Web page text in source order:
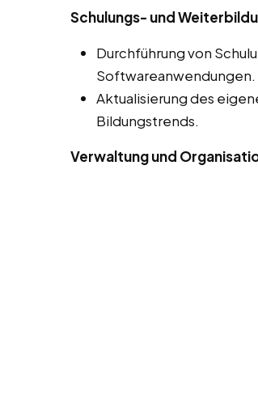
Schulungs- und
Durchführung von
Softwareanwendungen.
Aktualisierung des
Bildungstrends.
Verwaltung und